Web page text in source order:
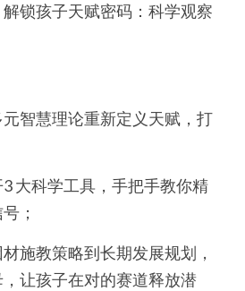
锁孩子天赋密码：科学观察
智慧理论重新定义天赋，打
大科学工具，手把手教你精
；
施教策略到长期发展规划，
让孩子在对的赛道释放潜